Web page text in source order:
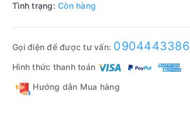
Tình trạng: Còn hàng
Gọi điện để được tư vấn: 0904443386
Hình thức thanh toán
Hướng dẫn Mua hàng